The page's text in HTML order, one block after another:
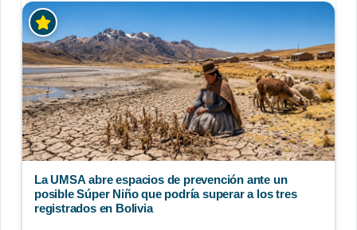
La UMSA abre espacios de prevención ante un
posible Súper Niño que podría superar a los tres
registrados en Bolivia